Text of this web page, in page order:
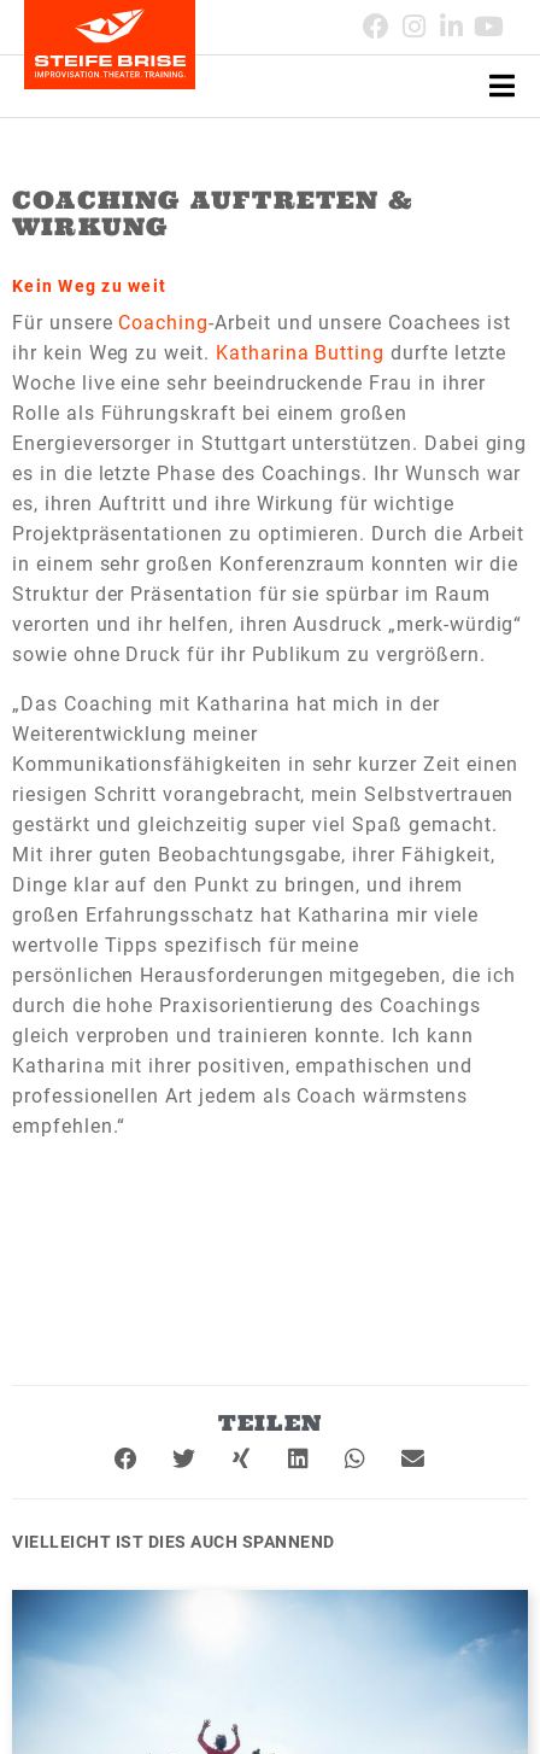
COACHING AUFTRETEN &
WIRKUNG
Kein Weg zu weit
Für unsere Coaching-Arbeit und unsere Coachees ist
ihr kein Weg zu weit. Katharina Butting durfte letzte
Woche live eine sehr beeindruckende Frau in ihrer
Rolle als Führungskraft bei einem großen
Energieversorger in Stuttgart unterstützen. Dabei ging
es in die letzte Phase des Coachings. Ihr Wunsch war
es, ihren Auftritt und ihre Wirkung für wichtige
Projektpräsentationen zu optimieren. Durch die Arbeit
in einem sehr großen Konferenzraum konnten wir die
Struktur der Präsentation für sie spürbar im Raum
verorten und ihr helfen, ihren Ausdruck „merk-würdig“
sowie ohne Druck für ihr Publikum zu vergrößern.
„Das Coaching mit Katharina hat mich in der
Weiterentwicklung meiner
Kommunikationsfähigkeiten in sehr kurzer Zeit einen
riesigen Schritt vorangebracht, mein Selbstvertrauen
gestärkt und gleichzeitig super viel Spaß gemacht.
Mit ihrer guten Beobachtungsgabe, ihrer Fähigkeit,
Dinge klar auf den Punkt zu bringen, und ihrem
großen Erfahrungsschatz hat Katharina mir viele
wertvolle Tipps spezifisch für meine
persönlichen Herausforderungen mitgegeben, die ich
durch die hohe Praxisorientierung des Coachings
gleich verproben und trainieren konnte. Ich kann
Katharina mit ihrer positiven, empathischen und
professionellen Art jedem als Coach wärmstens
empfehlen.“
TEILEN
VIELLEICHT IST DIES AUCH SPANNEND